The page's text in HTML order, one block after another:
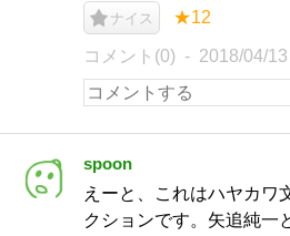
ナイス ★12
コメント(0) 2018/04/13
spoon
えーと、これはハヤカワ
クションです。矢追純一